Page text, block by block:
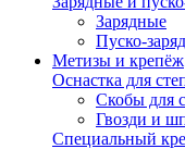
Зарядные
Пуско-
Метизы и крепёж
Оснастка для
Скобы для
Гвозди и
Специальный